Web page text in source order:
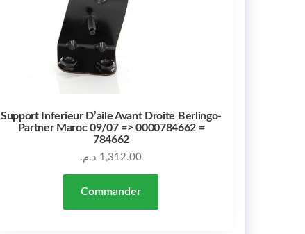
Support Inferieur D’aile Avant Droite Berlingo-
Partner Maroc 09/07 => 0000784662 =
784662
1,312.00 د.م.
Commander